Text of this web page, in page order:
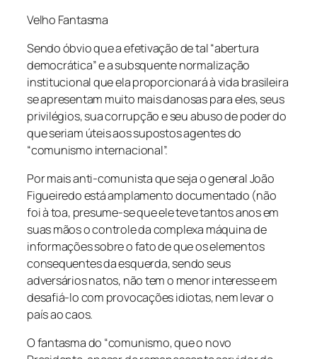
Velho Fantasma
Sendo óbvio que a efetivação de tal “abertura
democrática” e a subsquente normalização
institucional que ela proporcionará à vida brasileira
se apresentam muito mais danosas para eles, seus
privilégios, sua corrupção e seu abuso de poder do
que seriam úteis aos supostos agentes do
“comunismo internacional”.
Por mais anti-comunista que seja o general João
Figueiredo está amplamento documentado (não
foi à toa, presume-se que ele teve tantos anos em
suas mãos o controle da complexa máquina de
informações sobre o fato de que os elementos
consequentes da esquerda, sendo seus
adversários natos, não tem o menor interesse em
desafiá-lo com provocações idiotas, nem levar o
país ao caos.
O fantasma do “comunismo, que o novo